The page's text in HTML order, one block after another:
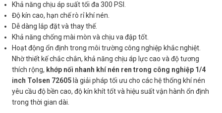
Khả năng chịu áp suất tối đa 300 PSI.
Độ kín cao, hạn chế rò rỉ khí nén.
Dễ dàng lắp đặt và thay thế.
Khả năng chống mài mòn và chịu va đập tốt.
Hoạt động ổn định trong môi trường công nghiệp khắc nghiệt.
Nhờ thiết kế chắc chắn, khả năng chịu áp lực cao và độ tương
thích rộng, khớp nối nhanh khí nén ren trong công nghiệp 1/4
inch Tolsen 72605 là giải pháp tối ưu cho các hệ thống khí nén
yêu cầu độ bền cao, độ kín khít tốt và hiệu suất vận hành ổn định
trong thời gian dài.